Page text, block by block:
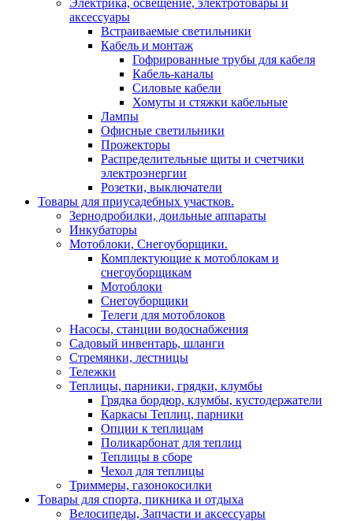
Электрика, освещение, электротовары и
аксессуары
Встраиваемые светильники
Кабель и монтаж
Гофрированные трубы для кабеля
Кабель-каналы
Силовые кабели
Хомуты и стяжки кабельные
Лампы
Офисные светильники
Прожекторы
Распределительные щиты и счетчики
электроэнергии
Розетки, выключатели
Товары для приусадебных участков.
Зернодробилки, доильные аппараты
Инкубаторы
Мотоблоки, Снегоуборщики.
Комплектующие к мотоблокам и
снегоуборщикам
Мотоблоки
Снегоуборщики
Телеги для мотоблоков
Насосы, станции водоснабжения
Садовый инвентарь, шланги
Стремянки, лестницы
Тележки
Теплицы, парники, грядки, клумбы
Грядка бордюр, клумбы, кустодержатели
Каркасы Теплиц, парники
Опции к теплицам
Поликарбонат для теплиц
Теплицы в сборе
Чехол для теплицы
Триммеры, газонокосилки
Товары для спорта, пикника и отдыха
Велосипеды, Запчасти и аксессуары